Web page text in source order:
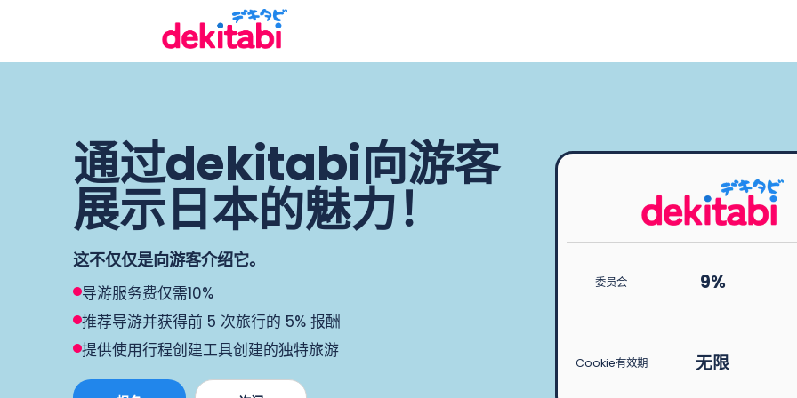
通过dekitabi向游客
展示日本的魅力！
这不仅仅是向游客介绍它。
导游服务费仅需10%
推荐导游并获得前 5 次旅行的 5% 报酬
提供使用行程创建工具创建的独特旅游
委员会
Cookie有效期
9%
无限